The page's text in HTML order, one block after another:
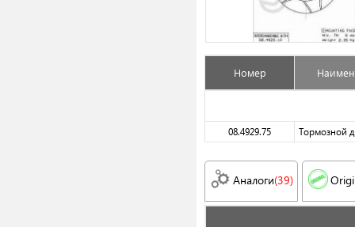
Номер
08.4929.75 Тормозной
Аналоги(39)